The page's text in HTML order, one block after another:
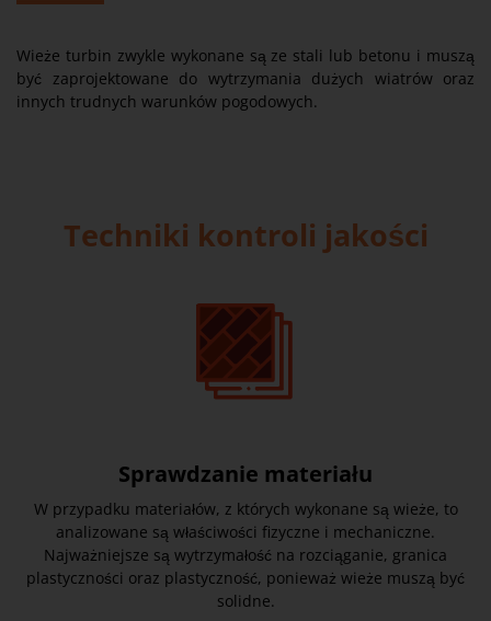
Wieże turbin zwykle wykonane są ze stali lub betonu i muszą
być zaprojektowane do wytrzymania dużych wiatrów oraz
innych trudnych warunków pogodowych.
Techniki kontroli jakości
Sprawdzanie materiału
W przypadku materiałów, z których wykonane są wieże, to
analizowane są właściwości fizyczne i mechaniczne.
Najważniejsze są wytrzymałość na rozciąganie, granica
plastyczności oraz plastyczność, ponieważ wieże muszą być
solidne.